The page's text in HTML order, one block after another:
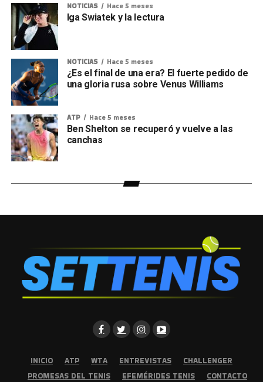
NOTICIAS Hace 5 meses
Iga Swiatek y la lectura
NOTICIAS Hace 5 meses
¿Es el final de una era? El fuerte pedido de
una gloria rusa sobre Venus Williams
ATP Hace 5 meses
Ben Shelton se recuperó y vuelve a las
canchas
INICIO ATP WTA ENTREVISTAS
CHALLENGER
PROMESAS DEL TENIS
EFEMÉRIDES TENIS CONTACTO